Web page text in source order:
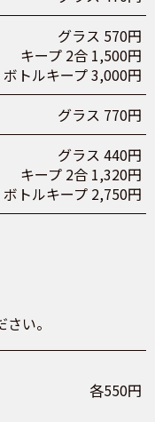
グラス 570円
キープ 2合 1,500円
ボトルキープ 3,000円
グラス 770円
グラス 440円
キープ 2合 1,320円
ボトルキープ 2,750円
い。
各550円